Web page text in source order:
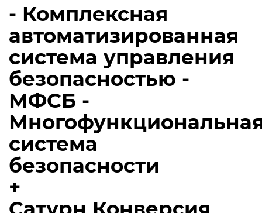
- Комплексная
автоматизированная
система управления
безопасностью -
МФСБ -
система
безопасности
+